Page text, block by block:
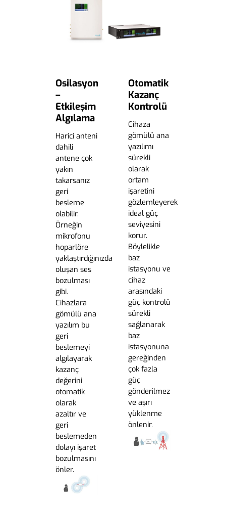
Osilasyon
–
Etkileşim
Algılama
Harici anteni
dahili
antene çok
yakın
takarsanız
geri
besleme
olabilir.
Örneğin
mikrofonu
hoparlöre
yaklaştırdığınızda
oluşan ses
bozulması
gibi.
Cihazlara
gömülü ana
yazılım bu
geri
beslemeyi
algılayarak
kazanç
değerini
otomatik
olarak
azaltır ve
geri
beslemeden
dolayı işaret
bozulmasını
önler.
Otomatik
Kazanç
Kontrolü
Cihaza
gömülü ana
yazılımı
sürekli
olarak
ortam
işaretini
gözlemleyerek
ideal güç
seviyesini
korur.
Böylelikle
baz
istasyonu ve
cihaz
arasındaki
güç kontrolü
sürekli
sağlanarak
baz
istasyonuna
gereğinden
çok fazla
güç
gönderilmez
ve aşırı
yüklenme
önlenir.